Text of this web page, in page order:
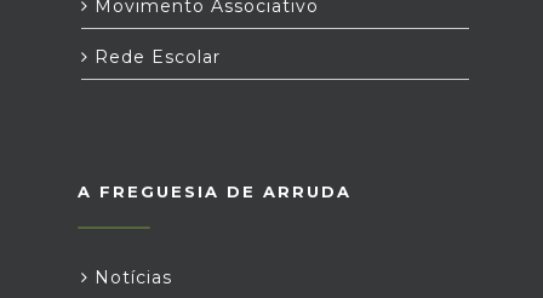
Movimento Associativo
Rede Escolar
A FREGUESIA DE ARRUDA
Notícias